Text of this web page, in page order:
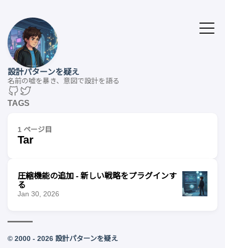
設計パターンを疑え
名前の嘘を暴き、意図で設計を語る
TAGS
1 ページ目
Tar
圧縮機能の追加 - 新しい戦略をプラグインす
る
Jan 30, 2026
© 2000 - 2026 設計パターンを疑え